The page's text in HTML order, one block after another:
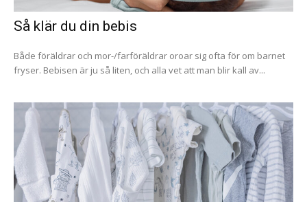
Så klär du din bebis
Både föräldrar och mor-/farföräldrar oroar sig ofta för om barnet
fryser. Bebisen är ju så liten, och alla vet att man blir kall av...